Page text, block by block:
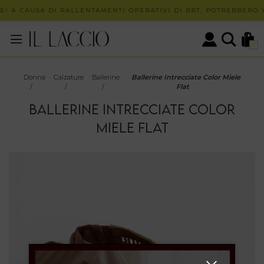
A CAUSA DI RALLENTAMENTI OPERATIVI DI BRT, POTREBBERO
0
Donna
/
Calzature
/
Ballerine
/
Ballerine Intrecciate Color Miele
Flat
BALLERINE INTRECCIATE COLOR
MIELE FLAT